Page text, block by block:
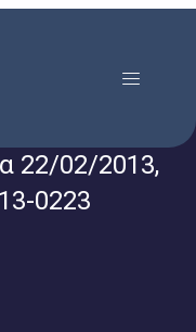
Menu
22/02/2013,
0223